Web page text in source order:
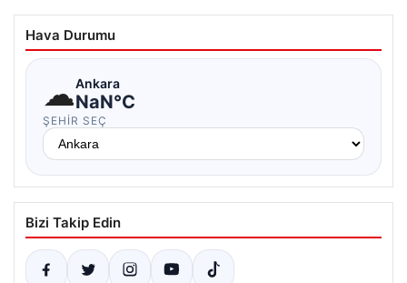
Hava Durumu
☁Ankara
NaN°C
ŞEHIR SEÇ
Bizi Takip Edin